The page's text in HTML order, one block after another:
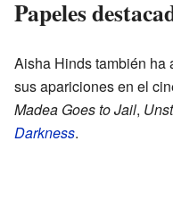
Papeles
Aisha Hinds también ha
sus apariciones en el
Madea Goes to Jail,
Darkness.